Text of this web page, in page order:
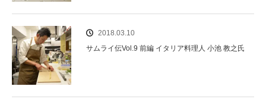
2018.03.10
サムライ伝Vol.9 前編 イタリア料理人 小池 教之氏